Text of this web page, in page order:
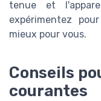
tenue et
expérimentez
mieux pour vous.
Conseils
courantes